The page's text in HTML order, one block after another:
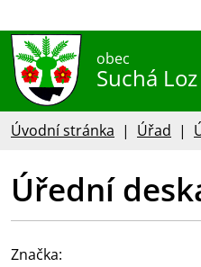
obec
Suchá Loz
Úvodní stránka Úřad
Úřední
Značka: